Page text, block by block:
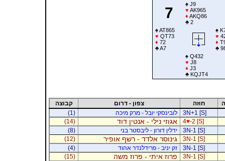
7
♠J9
♥ AK965
♦ AKQ86
♣2
♠AT865
♥ QT73
♦ 72
♣A7
♠
♥
♦
♣
♠Q432
♥ J8
♦ J3
♣KQJT4
חוזה צפון - דרום
קבוצה
3N+1 [S]
לובינסקי יובל - מרק מיכה
(1)
4♥-2 [S] אגוזי נילי - אנטין דוד
(14)
3N-1 [S]
ידלין דורון - ליבסטר בני
(8)
3N-1 [S]
גינוסר אלדד - רשף אופיר
(12)
3N-1 [S]
זק יניב - פרידלנדר אהוד
(4)
3N-1 [S]
פרוז איתי - פרוז משה
(15)